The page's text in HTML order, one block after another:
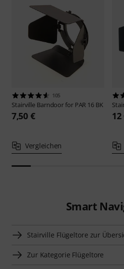
105
Stairville Barndoor for PAR 16 BK
7,50 €
Vergleichen
12
Smart
Stairville Flügeltore zur
Zur Kategorie Flügeltore